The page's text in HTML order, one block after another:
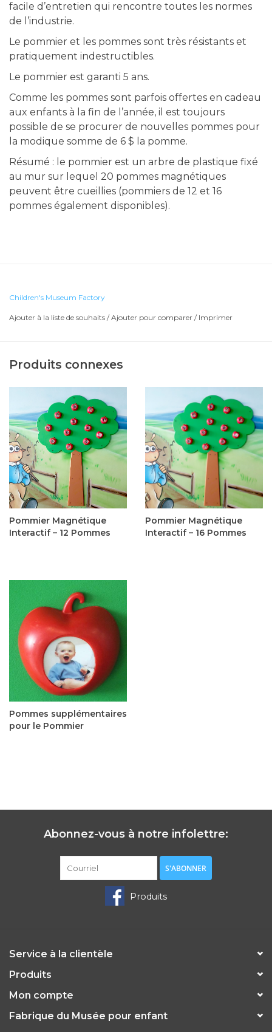
facile d’entretien qui rencontre toutes les normes
de l’industrie.
Le pommier et les pommes sont très résistants et
pratiquement indestructibles.
Le pommier est garanti 5 ans.
Comme les pommes sont parfois offertes en cadeau
aux enfants à la fin de l’année, il est toujours
possible de se procurer de nouvelles pommes pour
la modique somme de 6 $ la pomme.
Résumé : le pommier est un arbre de plastique fixé
au mur sur lequel 20 pommes magnétiques
peuvent être cueillies (pommiers de 12 et 16
pommes également disponibles).
Children's Museum Factory
Ajouter à la liste de souhaits /Ajouter pour comparer / Imprimer
Produits connexes
Pommier Magnétique
Interactif – 12 Pommes
Pommier Magnétique
Interactif – 16 Pommes
Pommes supplémentaires
pour le Pommier
Abonnez-vous à notre infolettre:
S'ABONNER
Produits
Service à la clientèle
Produits
Mon compte
Fabrique du Musée pour enfant